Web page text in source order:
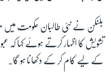
بلنکن نے نئی طالبان حکومت میں
تشویش کا اظہار کرتے ہوئے کہا کہ
کے لیے کام کر کے دکھانا ہو گا۔